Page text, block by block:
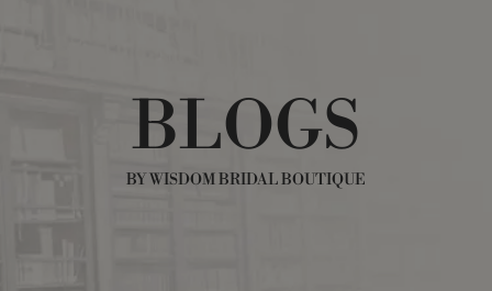
BLOGS
BY WISDOM BRIDAL BOUTIQUE